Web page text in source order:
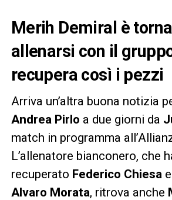
Merih Demiral è
allenarsi con il
recupera così i pezzi
Arriva un’altra buona notizia
Andrea Pirlo a due giorni da
match in programma
L’allenatore bianconero, che
recuperato Federico Chiesa e
Alvaro Morata, ritrova anche